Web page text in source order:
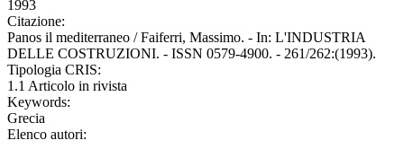
1993
Citazione:
Panos il mediterraneo / Faiferri, Massimo. - In: L'INDUSTRIA
DELLE COSTRUZIONI. - ISSN 0579-4900. - 261/262:(1993).
Tipologia CRIS:
1.1 Articolo in rivista
Keywords:
Grecia
Elenco autori: